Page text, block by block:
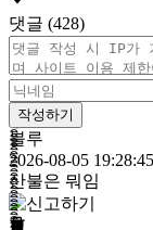
댓글 (428)
작성하기
블루
2026-08-05 19:28:45
산불은 뭐임